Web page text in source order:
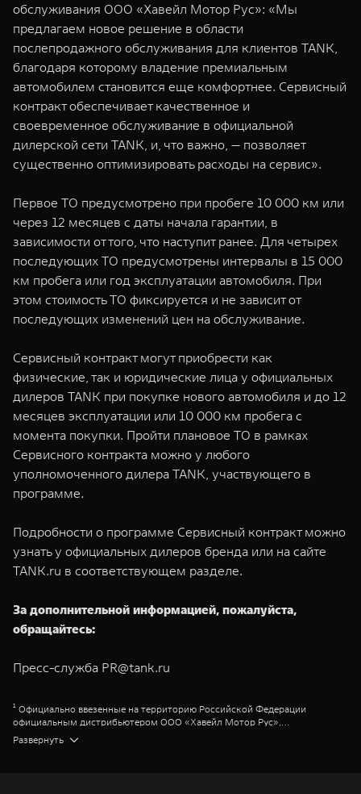
обслуживания ООО «Хавейл Мотор Рус»: «Мы
предлагаем новое решение в области
послепродажного обслуживания для клиентов TANK,
благодаря которому владение премиальным
автомобилем становится еще комфортнее. Сервисный
контракт обеспечивает качественное и
своевременное обслуживание в официальной
дилерской сети TANK, и, что важно, — позволяет
существенно оптимизировать расходы на сервис».
Первое ТО предусмотрено при пробеге 10 000 км или
через 12 месяцев с даты начала гарантии, в
зависимости от того, что наступит ранее. Для четырех
последующих ТО предусмотрены интервалы в 15 000
км пробега или год эксплуатации автомобиля. При
этом стоимость ТО фиксируется и не зависит от
последующих изменений цен на обслуживание.
Сервисный контракт могут приобрести как
физические, так и юридические лица у официальных
дилеров TANK при покупке нового автомобиля и до 12
месяцев эксплуатации или 10 000 км пробега с
момента покупки. Пройти плановое ТО в рамках
Сервисного контракта можно у любого
уполномоченного дилера TANK, участвующего в
программе.
Подробности о программе Сервисный контракт можно
узнать у официальных дилеров бренда или на сайте
TANK.ru в соответствующем разделе.
За дополнительной информацией, пожалуйста,
обращайтесь:
Пресс-служба PR@tank.ru
¹ Официально ввезенные на территорию Российской Федерации
официальным дистрибьютером ООО «Хавейл Мотор Рус»,
представленные в официальной дилерской сети TANK
Great Wall Motor Company Limited (GWM) — глобальный производитель
внедорожников, кроссоверов и пикапов, специализирующийся на
Развернуть